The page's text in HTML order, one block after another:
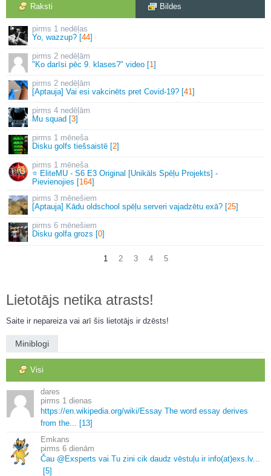
Raksti Bildes
1 nedēļas
Yo, wazzup? [44]
2 nedēļām
"Ko darīsi pēc 9. klases?" video [1]
2 nedēļām
[Aptauja] Vai esi vakcinēts pret Covid-19? [41]
4 nedēļām
Mu squad [3]
1 mēneša
Disku golfs tiešsaistē [2]
1 mēneša
⭐ EliteMU - S6 E3 Original [Unikāls Spēļu Projekts] -
Pievienojies [164]
3 mēnešiem
[Aptauja] Kādu oldschool spēļu serveri vajadzētu exā? [25]
6 mēnešiem
Disku golfa grozs [0]
1 2 3 4 5
Lietotājs netika atrasts!
Saite ir nepareiza vai arī šis lietotājs ir dzēsts!
Miniblogi
Visi
dares
1 dienas
https://en. wikipedia. org/wiki/Essay The word essay derives
from the.
[13]
Emkans
6 dienām
Čau @Exsperts vai Tu zini cik daudz vēstuļu ir info(at)exs. lv.
[5]